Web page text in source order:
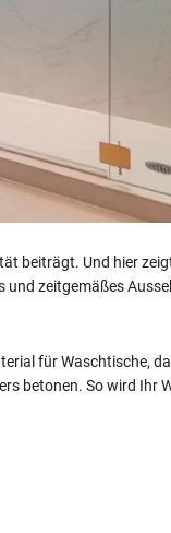
beiträgt. Und hier
zeitgemäßes
für Waschtische,
betonen. So wird Ihr